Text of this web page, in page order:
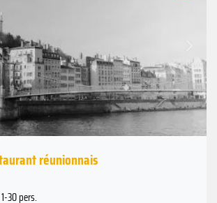
réunionnais
30 pers.